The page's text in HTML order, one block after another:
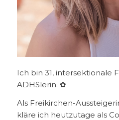
Ich bin 31, intersektionale
ADHSlerin. ✿
Als Freikirchen-
kläre ich heutzutage als